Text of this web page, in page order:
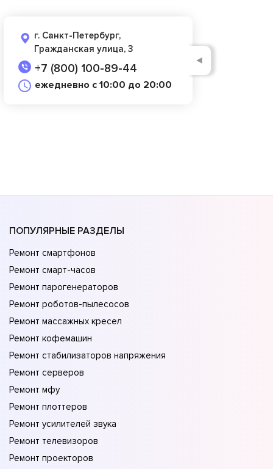
г. Санкт-Петербург,
Гражданская улица, 3
+7 (800) 100-89-44
ежедневно с 10:00 до 20:00
◄
ПОПУЛЯРНЫЕ РАЗДЕЛЫ
Ремонт смартфонов
Ремонт смарт-часов
Ремонт парогенераторов
Ремонт роботов-пылесосов
Ремонт массажных кресел
Ремонт кофемашин
Ремонт стабилизаторов напряжения
Ремонт серверов
Ремонт мфу
Ремонт плоттеров
Ремонт усилителей звука
Ремонт телевизоров
Ремонт проекторов